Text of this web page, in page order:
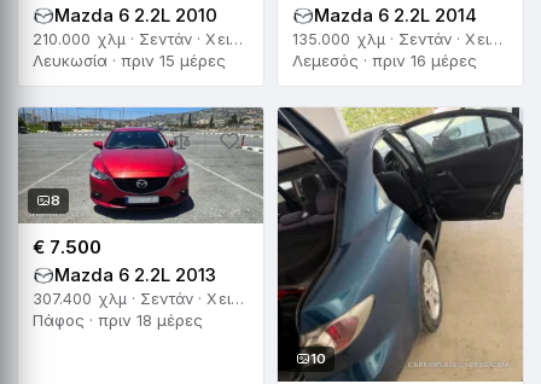
Mazda 6 2.2L 2010
210.000 χλμ · Σεντάν · Χειροκίνητο
Λευκωσία · πριν 15 μέρες
Mazda 6 2.2L 2014
135.000 χλμ · Σεντάν · Χειροκίνητο
Λεμεσός · πριν 16 μέρες
8
€ 7.500
Mazda 6 2.2L 2013
307.400 χλμ · Σεντάν · Χειροκίνητο
Πάφος · πριν 18 μέρες
10